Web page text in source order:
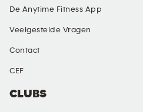
CLUBS
De Anytime Fitness App
Veelgestelde Vragen
Contact
CEF